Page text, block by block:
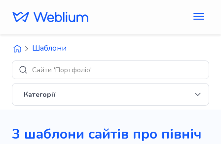
Шаблони
Д
Категорії
3 шаблони сайтів про північ